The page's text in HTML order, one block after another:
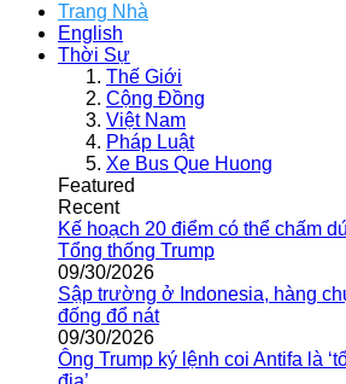
Trang Nhà
English
Thời Sự
Thế Giới
Cộng Đồng
Việt Nam
Pháp Luật
Xe Bus Que Huong
Featured
Recent
Kế hoạch 20 điểm có thể chấm
Tổng thống Trump
09/30/2026
Sập trường ở Indonesia, hàng
đống đổ nát
09/30/2026
Ông Trump ký lệnh coi Antifa là